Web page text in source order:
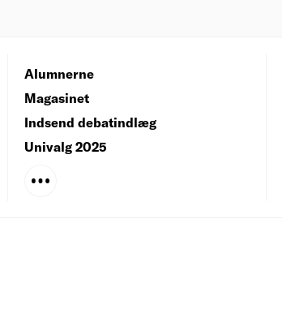
Alumnerne
Magasinet
Indsend debatindlæg
Univalg 2025